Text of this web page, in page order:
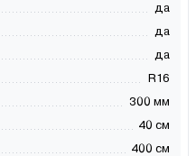
да
да
да
R16
300 мм
40 см
400 см